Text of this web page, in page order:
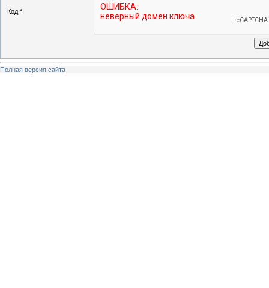
Код *:
Полная версия сайта